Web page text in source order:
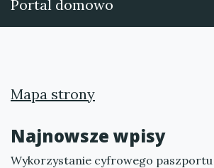
Portal domowo
Mapa strony
Najnowsze wpisy
Wykorzystanie cyfrowego